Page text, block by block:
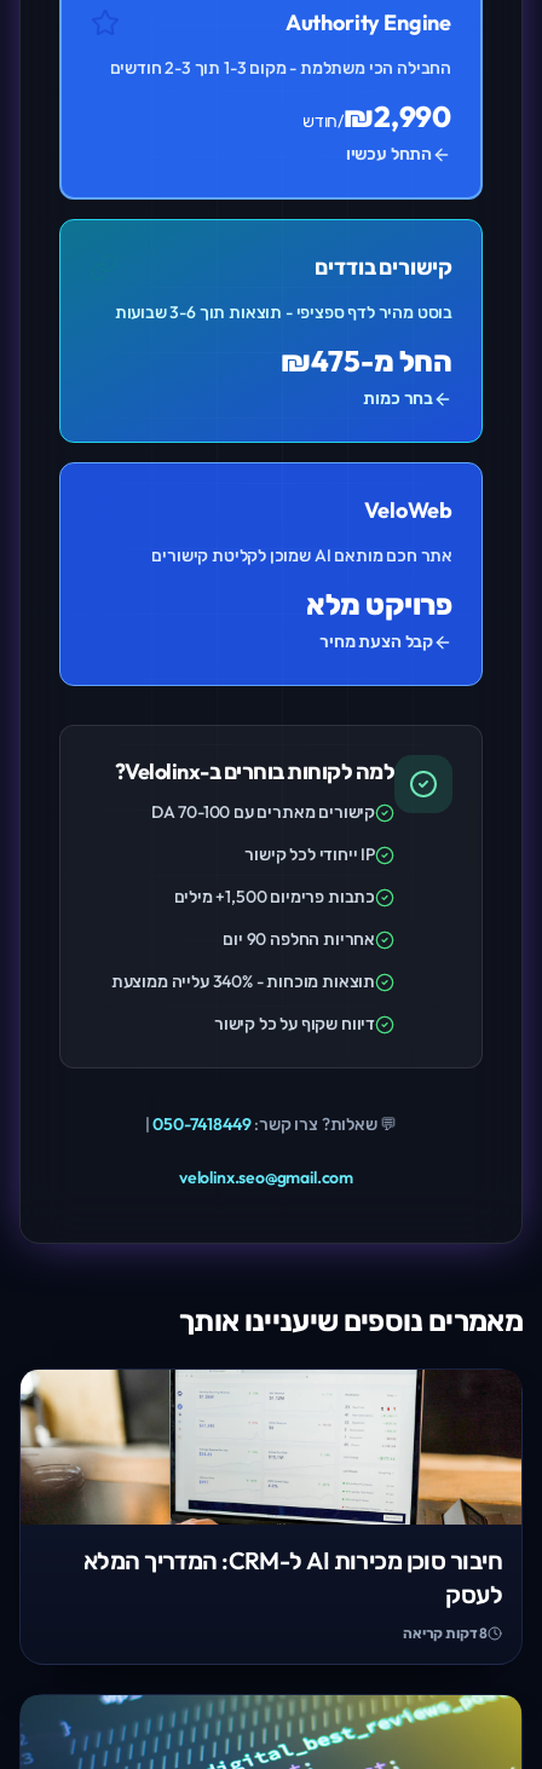
Authority Engine
החבילה הכי משתלמת - מקום 1-3 תוך 2-3 חודשים
₪2,990/חודש
התחל עכשיו
קישורים בודדים
בוסט מהיר לדף ספציפי - תוצאות תוך 3-6 שבועות
החל מ-₪475
בחר כמות
VeloWeb
אתר חכם מותאם AI שמוכן לקליטת קישורים
פרויקט מלא
קבל הצעת מחיר
למה לקוחות בוחרים ב-Velolinx?
קישורים מאתרים עם DA 70-100
IP ייחודי לכל קישור
כתבות פרימיום 1,500+ מילים
אחריות החלפה 90 יום
תוצאות מוכחות - 340% עלייה ממוצעת
דיווח שקוף על כל קישור
💬 שאלות? צרו קשר:050-7418449
|
velolinx.seo@gmail.com
מאמרים נוספים שיעניינו אותך
חיבור סוכן מכירות AI ל-CRM: המדריך המלא
לעסק
8דקות קריאה